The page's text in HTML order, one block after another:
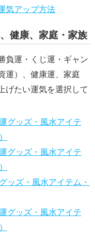
気アップ方法
健康、家庭・家族
負運・くじ運・ギャン
運）、健康運、家庭
げたい運気を選択して
グッズ・風水アイテ
グッズ・風水アイテ
ッズ・風水アイテム・
グッズ・風水アイテ